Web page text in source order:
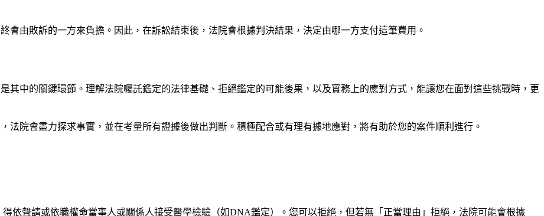
會由敗訴的一方來負擔。因此，在訴訟結束後，法院會根據判決結果，決定由哪一方支付這筆費用。
其中的關鍵環節。理解法院囑託鑑定的法律基礎、拒絕鑑定的可能後果，以及實務上的應對方式，能讓您在面對這些挑戰時，更
法院會盡力探求事實，並在考量所有證據後做出判斷。積極配合或有理有據地應對，將有助於您的案件順利進行。
依聲請或依職權命當事人或關係人接受醫學檢驗（如DNA鑑定）。您可以拒絕，但若無「正當理由」拒絕，法院可能會根據